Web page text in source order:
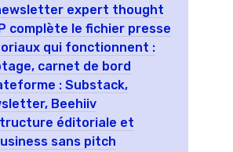
expert thought
complète le fichier presse
qui fonctionnent :
carnet de bord
: Substack,
Beehiiv
éditoriale et
sans pitch